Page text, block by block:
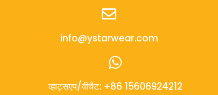
info@ystarwear.com
व्हाट्सएप/वीचैट: +86 15606924212